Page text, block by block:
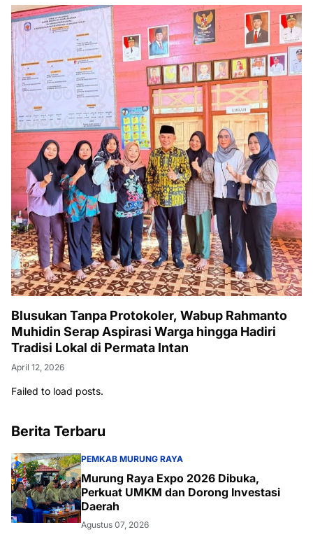
Blusukan Tanpa Protokoler, Wabup Rahmanto
Muhidin Serap Aspirasi Warga hingga Hadiri
Tradisi Lokal di Permata Intan
April 12, 2026
Failed to load posts.
Berita Terbaru
PEMKAB MURUNG RAYA
Murung Raya Expo 2026 Dibuka,
Perkuat UMKM dan Dorong Investasi
Daerah
Agustus 07, 2026